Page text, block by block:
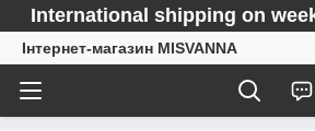
International shipping on
Інтернет-магазин MISVANNA